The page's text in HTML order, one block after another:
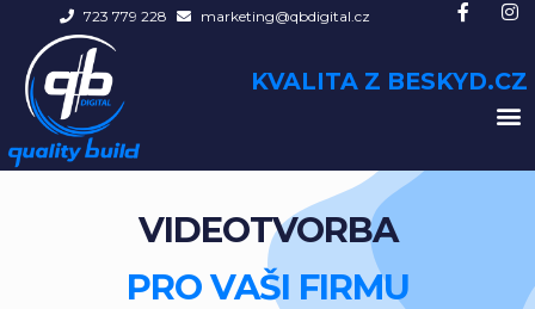
Přeskočit
obsah
723 779 228 marketing@qbdigital.cz
KVALITA Z BESKYD.CZ
VIDEOTVORBA
PRO VAŠI FIRMU